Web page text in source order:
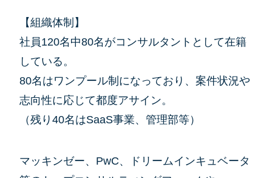
【組織体制】
社員120名中80名がコンサルタントとして在籍
している。
80名はワンプール制になっており、案件状況や
志向性に応じて都度アサイン。
（残り40名はSaaS事業、管理部等）
マッキンゼー、PwC、ドリームインキュベータ